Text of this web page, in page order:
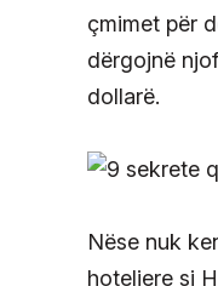
çmimet për
dërgojnë
dollarë.
Nëse nuk
hoteliere si